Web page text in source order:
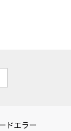
ドエラー